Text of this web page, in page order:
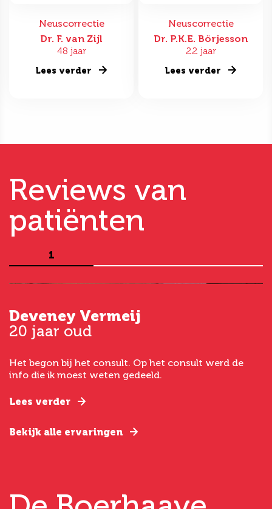
Neuscorrectie
Dr. F. van Zijl
48 jaar
Lees verder
Neuscorrectie
Dr. P.K.E. Börjesson
22 jaar
Lees verder
Reviews van
patiënten
1
Deveney Vermeij
20 jaar oud
Het begon bij het consult. Op het consult werd de
info die ik moest weten gedeeld.
Lees verder
Bekijk alle ervaringen